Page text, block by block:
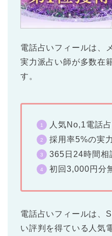
電話占いフィールは、
実力派占い師が多数在
す。
人気No,1電話
採用率5%の実
365日24時間相
初回3,000円分
電話占いフィールは、
い評判を得ている人気